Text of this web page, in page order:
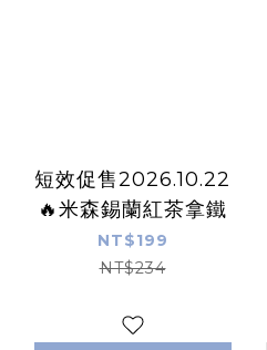
短效促售2026.10.22
🔥米森錫蘭紅茶拿鐵
NT$199
NT$234